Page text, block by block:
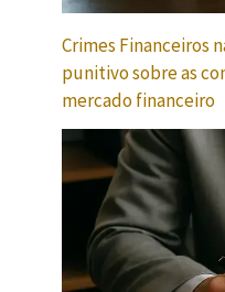
Crimes Financeiros
punitivo sobre as
mercado financeiro